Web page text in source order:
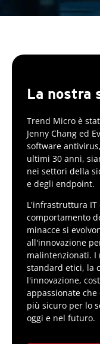
La nostra
Trend Micro è
Jenny Chang ed
software
ultimi 30 anni,
nei settori della
e degli endpoint.
L'infrastruttura IT
comportamento
minacce si
all'innovazione
malintenzionati.
standard etici, la
l'innovazione,
appassionate
più sicuro per lo
oggi e nel futuro.